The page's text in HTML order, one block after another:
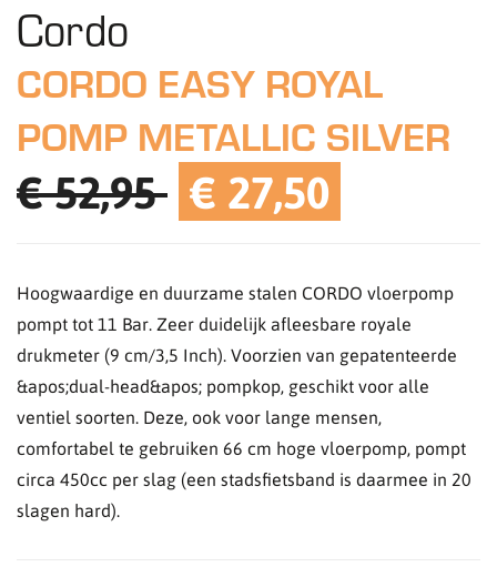
Cordo
CORDO EASY ROYAL
POMP METALLIC SILVER
€ 52,95 € 27,50
Hoogwaardige en duurzame stalen CORDO vloerpomp
pompt tot 11 Bar. Zeer duidelijk afleesbare royale
drukmeter (9 cm/3,5 Inch). Voorzien van gepatenteerde
&apos;dual-head&apos; pompkop, geschikt voor alle
ventiel soorten. Deze, ook voor lange mensen,
comfortabel te gebruiken 66 cm hoge vloerpomp, pompt
circa 450cc per slag (een stadsfietsband is daarmee in 20
slagen hard).